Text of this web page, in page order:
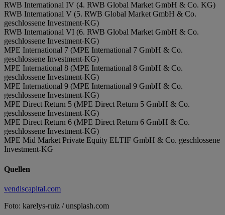
RWB International IV (4. RWB Global Market GmbH & Co. KG)
RWB International V (5. RWB Global Market GmbH & Co.
geschlossene Investment-KG)
RWB International VI (6. RWB Global Market GmbH & Co.
geschlossene Investment-KG)
MPE International 7 (MPE International 7 GmbH & Co.
geschlossene Investment-KG)
MPE International 8 (MPE International 8 GmbH & Co.
geschlossene Investment-KG)
MPE International 9 (MPE International 9 GmbH & Co.
geschlossene Investment-KG)
MPE Direct Return 5 (MPE Direct Return 5 GmbH & Co.
geschlossene Investment-KG)
MPE Direct Return 6 (MPE Direct Return 6 GmbH & Co.
geschlossene Investment-KG)
MPE Mid Market Private Equity ELTIF GmbH & Co. geschlossene
Investment-KG
Quellen
vendiscapital.com
Foto: karelys-ruiz / unsplash.com